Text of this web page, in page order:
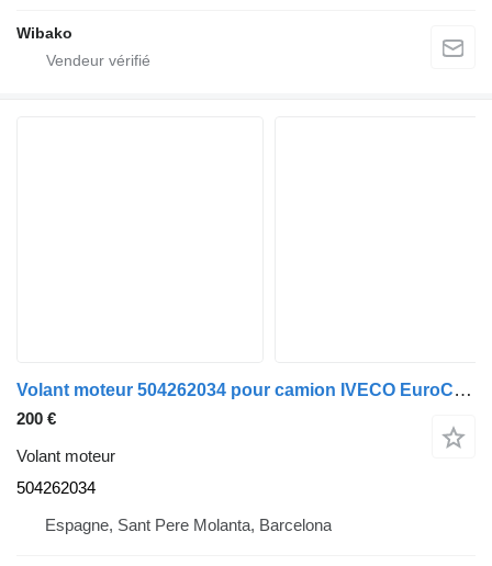
Wibako
Volant moteur 504262034 pour camion IVECO EuroCargo (1991->2001)
200 €
Volant moteur
504262034
Espagne, Sant Pere Molanta, Barcelona